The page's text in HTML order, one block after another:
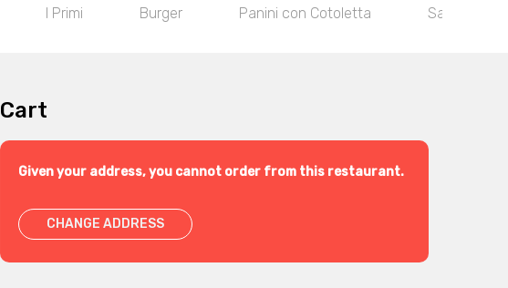
I Primi Burger Panini con Cotoletta Sandwich
Cart
Given your address, you cannot order from this restaurant.
CHANGE ADDRESS